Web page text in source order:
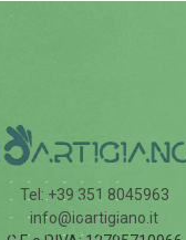
Tel: +39 351 8045963
info@ioartigiano.it